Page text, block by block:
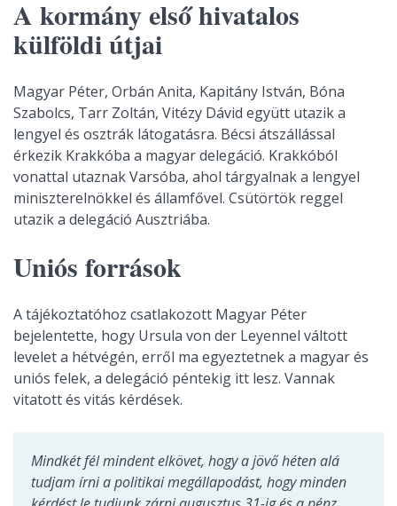
A kormány első hivatalos
külföldi útjai
Magyar Péter, Orbán Anita, Kapitány István, Bóna
Szabolcs, Tarr Zoltán, Vitézy Dávid együtt utazik a
lengyel és osztrák látogatásra. Bécsi átszállással
érkezik Krakkóba a magyar delegáció. Krakkóból
vonattal utaznak Varsóba, ahol tárgyalnak a lengyel
miniszterelnökkel és államfővel. Csütörtök reggel
utazik a delegáció Ausztriába.
Uniós források
A tájékoztatóhoz csatlakozott Magyar Péter
bejelentette, hogy Ursula von der Leyennel váltott
levelet a hétvégén, erről ma egyeztetnek a magyar és
uniós felek, a delegáció péntekig itt lesz. Vannak
vitatott és vitás kérdések.
Mindkét fél mindent elkövet, hogy a jövő héten alá
tudjam írni a politikai megállapodást, hogy minden